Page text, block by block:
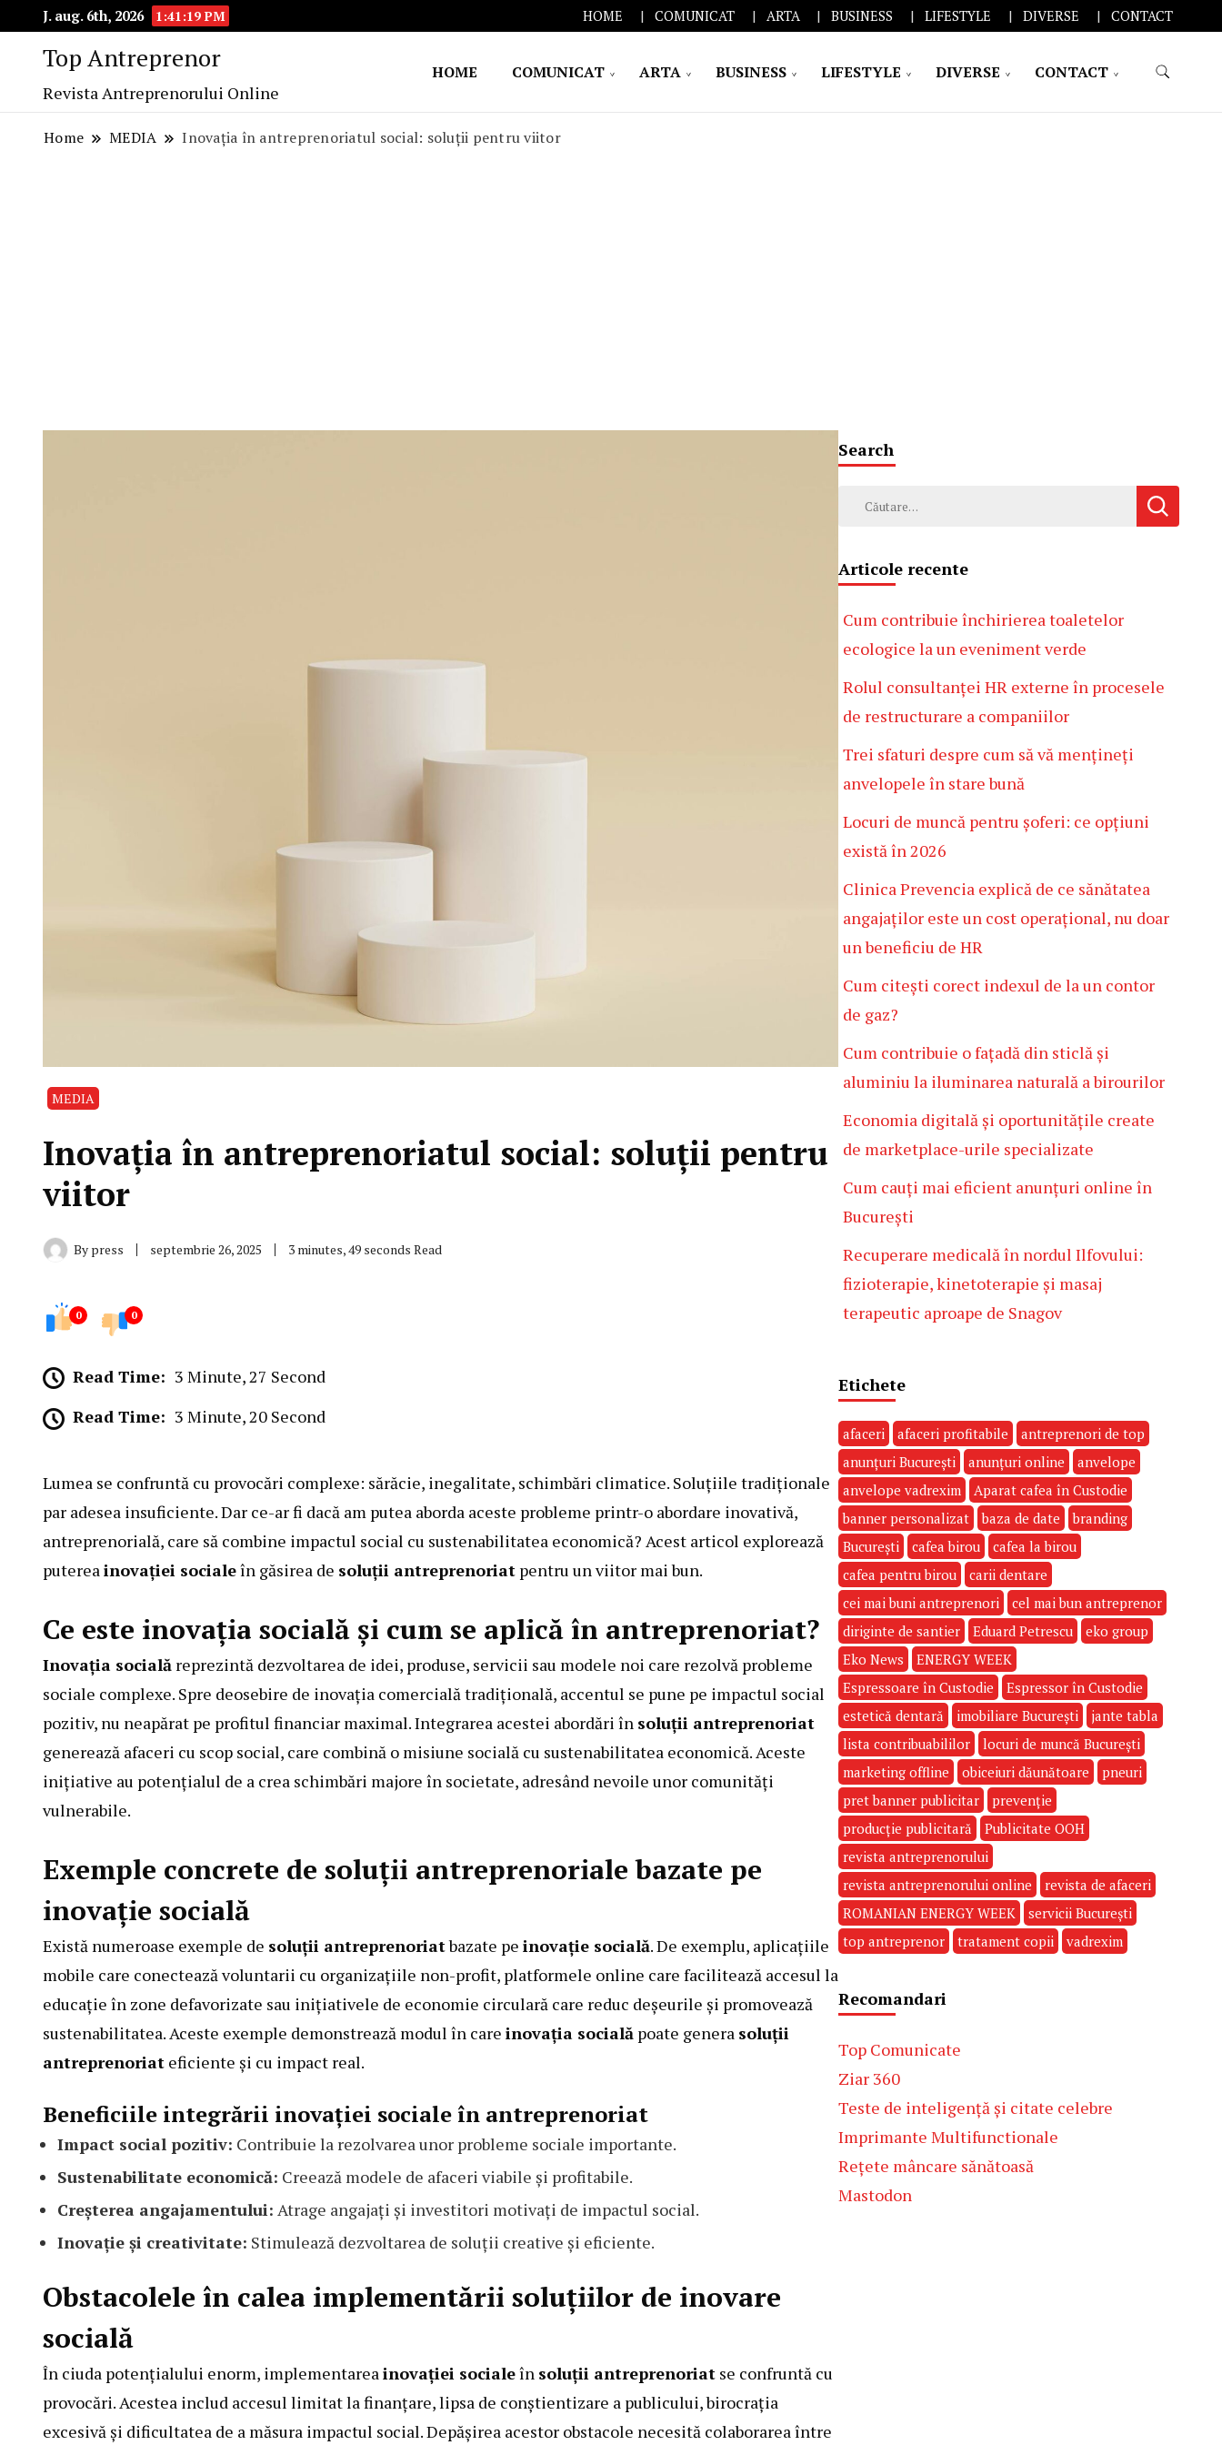
J. aug. 6th, 2026 1:41:20 PM HOME COMUNICAT ARTA BUSINESS LIFESTYLE DIVERSE CONTACT
Top Antreprenor
Revista Antreprenorului Online
HOME COMUNICAT ARTA BUSINESS LIFESTYLE DIVERSE CONTACT
Home MEDIA Inovația în antreprenoriatul social: soluții pentru viitor
MEDIA
Inovația în antreprenoriatul social: soluții pentru
viitor
By press septembrie 26, 2025 3 minutes, 49 seconds Read
0 0
Read Time: 3 Minute, 27 Second
Read Time: 3 Minute, 20 Second
Lumea se confruntă cu provocări complexe: sărăcie, inegalitate, schimbări climatice. Soluțiile tradiționale
par adesea insuficiente. Dar ce-ar fi dacă am putea aborda aceste probleme printr-o abordare inovativă,
antreprenorială, care să combine impactul social cu sustenabilitatea economică? Acest articol explorează
puterea inovației socialeîn găsirea de soluții antreprenoriat pentru un viitor mai bun.
Ce este inovația socială și cum se aplică în antreprenoriat?
Inovația socială reprezintă dezvoltarea de idei, produse, servicii sau modele noi care rezolvă probleme
sociale complexe. Spre deosebire de inovația comercială tradițională, accentul se pune pe impactul social
pozitiv, nu neapărat pe profitul financiar maximal. Integrarea acestei abordări în soluții antreprenoriat
generează afaceri cu scop social, care combină o misiune socială cu sustenabilitatea economică. Aceste
inițiative au potențialul de a crea schimbări majore în societate, adresând nevoile unor comunități
vulnerabile.
Exemple concrete de soluții antreprenoriale bazate pe
inovație socială
Există numeroase exemple de soluții antreprenoriatbazate pe inovație socială. De exemplu, aplicațiile
mobile care conectează voluntarii cu organizațiile non-profit, platformele online care facilitează accesul la
educație în zone defavorizate sau inițiativele de economie circulară care reduc deșeurile și promovează
sustenabilitatea. Aceste exemple demonstrează modul în care inovația socială poate genera soluții
antreprenoriat eficiente și cu impact real.
Beneficiile integrării inovației sociale în antreprenoriat
Impact social pozitiv: Contribuie la rezolvarea unor probleme sociale importante.
Sustenabilitate economică: Creează modele de afaceri viabile și profitabile.
Creșterea angajamentului: Atrage angajați și investitori motivați de impactul social.
Inovație și creativitate: Stimulează dezvoltarea de soluții creative și eficiente.
Obstacolele în calea implementării soluțiilor de inovare
socială
În ciuda potențialului enorm, implementarea inovației socialeîn soluții antreprenoriat se confruntă cu
provocări. Acestea includ accesul limitat la finanțare, lipsa de conștientizare a publicului, birocrația
excesivă și dificultatea de a măsura impactul social. Depășirea acestor obstacole necesită colaborarea între
Search
Caută
Articole recente
Cum contribuie închirierea toaletelor
ecologice la un eveniment verde
Rolul consultanței HR externe în procesele
de restructurare a companiilor
Trei sfaturi despre cum să vă mențineți
anvelopele în stare bună
Locuri de muncă pentru șoferi: ce opțiuni
există în 2026
Clinica Prevencia explică de ce sănătatea
angajaților este un cost operațional, nu doar
un beneficiu de HR
Cum citești corect indexul de la un contor
de gaz?
Cum contribuie o fațadă din sticlă și
aluminiu la iluminarea naturală a birourilor
Economia digitală și oportunitățile create
de marketplace-urile specializate
Cum cauți mai eficient anunțuri online în
București
Recuperare medicală în nordul Ilfovului:
fizioterapie, kinetoterapie și masaj
terapeutic aproape de Snagov
Etichete
afaceri afaceri profitabile
antreprenori de top
anunțuri București
anunțuri online
anvelope
anvelope vadrexim
Aparat cafea în Custodie
banner personalizat
baza de date
branding
București
cafea birou
cafea la birou
cafea pentru birou
carii dentare
cei mai buni antreprenori
cel mai bun antreprenor
diriginte de santier
Eduard Petrescu
eko group
Eko News
ENERGY WEEK
Espressoare în Custodie
Espressor în Custodie
estetică dentară
imobiliare București
jante tabla
lista contribuabililor
locuri de muncă București
marketing offline
obiceiuri dăunătoare
pneuri
pret banner publicitar
prevenție
producție publicitară
Publicitate OOH
revista antreprenorului
revista antreprenorului online
revista de afaceri
ROMANIAN ENERGY WEEK
servicii București
top antreprenor
tratament copii vadrexim
Recomandari
Top Comunicate
Ziar 360
Teste de inteligență și citate celebre
Imprimante Multifunctionale
Rețete mâncare sănătoasă
Mastodon